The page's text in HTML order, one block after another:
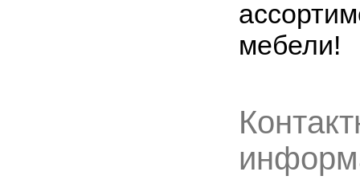
мебели!